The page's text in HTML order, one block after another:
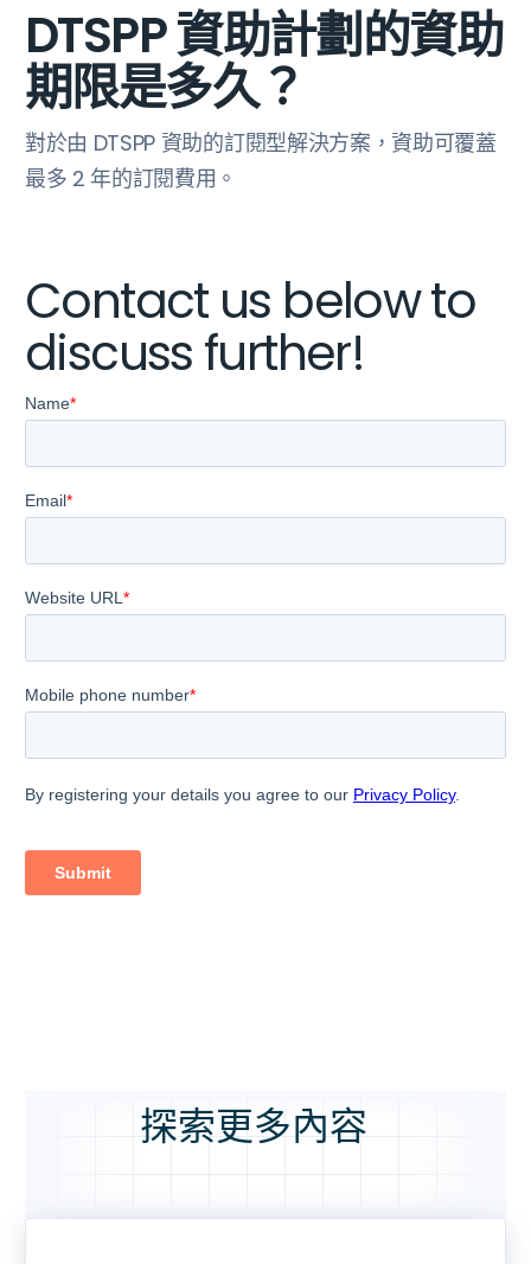
DTSPP 資助計劃的資助
期限是多久？
對於由 DTSPP 資助的訂閱型解決方案，資助可覆蓋
最多 2 年的訂閱費用。
Contact us below to
discuss further!
探索更多內容